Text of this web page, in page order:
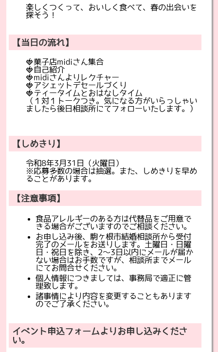
楽しくつくって、おいしく食べて、春の出会いを
探そう！
【当日の流れ】
🍓菓子店midiさん集合
🍓自己紹介
🍓midiさんよりレクチャー
🍓アシェットデセールづくり
🍓ティータイムとおはなしタイム
（１対１トークつき。気になる方がいらっしゃい
ましたら後日相談所にてフォローいたします。）
【しめきり】
令和8年3月31日（火曜日）
※応募多数の場合は抽選。また、しめきりを早め
ることがあります。
【注意事項】
食品アレルギーのある方は代替品をご用意で
きる場合がございますのでご相談ください。
お申し込み後、駒ヶ根市結婚相談所から受付
完了のメールをお送りします。土曜日・日曜
日・祝日を除き、2～3日以内にメールが届か
ない場合はお手数ですが、相談所までメール
にてお問合せください。
個人情報につきましては、事務局で適正に管
理致します。
諸事情により内容を変更することもあります
のでご了承ください。
イベント申込フォームよりお申し込みくださ
い。